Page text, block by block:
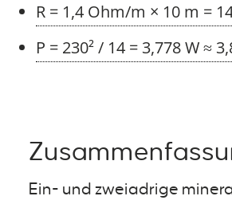
R = 1,4 Ohm/m × 10 m =
P = 230² / 14 = 3,778 W ≈
Ein- und zweiadrige